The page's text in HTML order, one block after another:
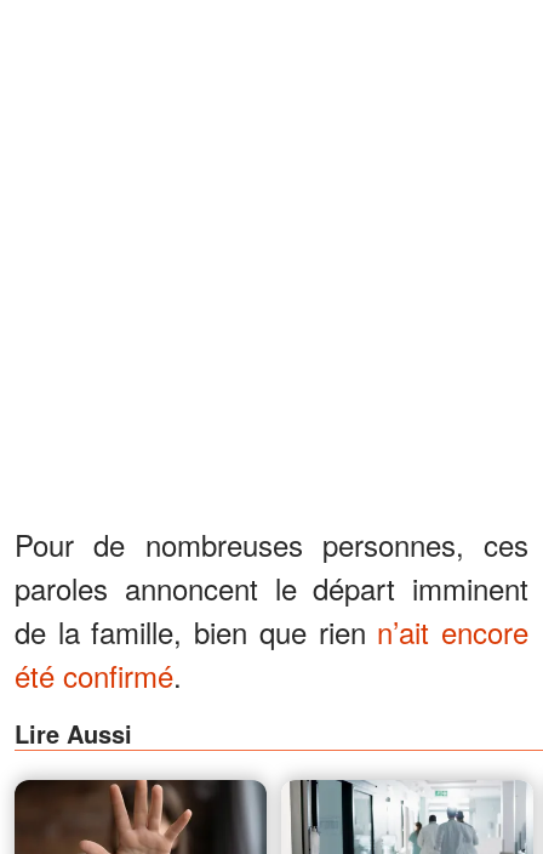
Pour de nombreuses personnes, ces
paroles annoncent le départ imminent
de la famille, bien que rien n’ait encore
été confirmé.
Lire Aussi